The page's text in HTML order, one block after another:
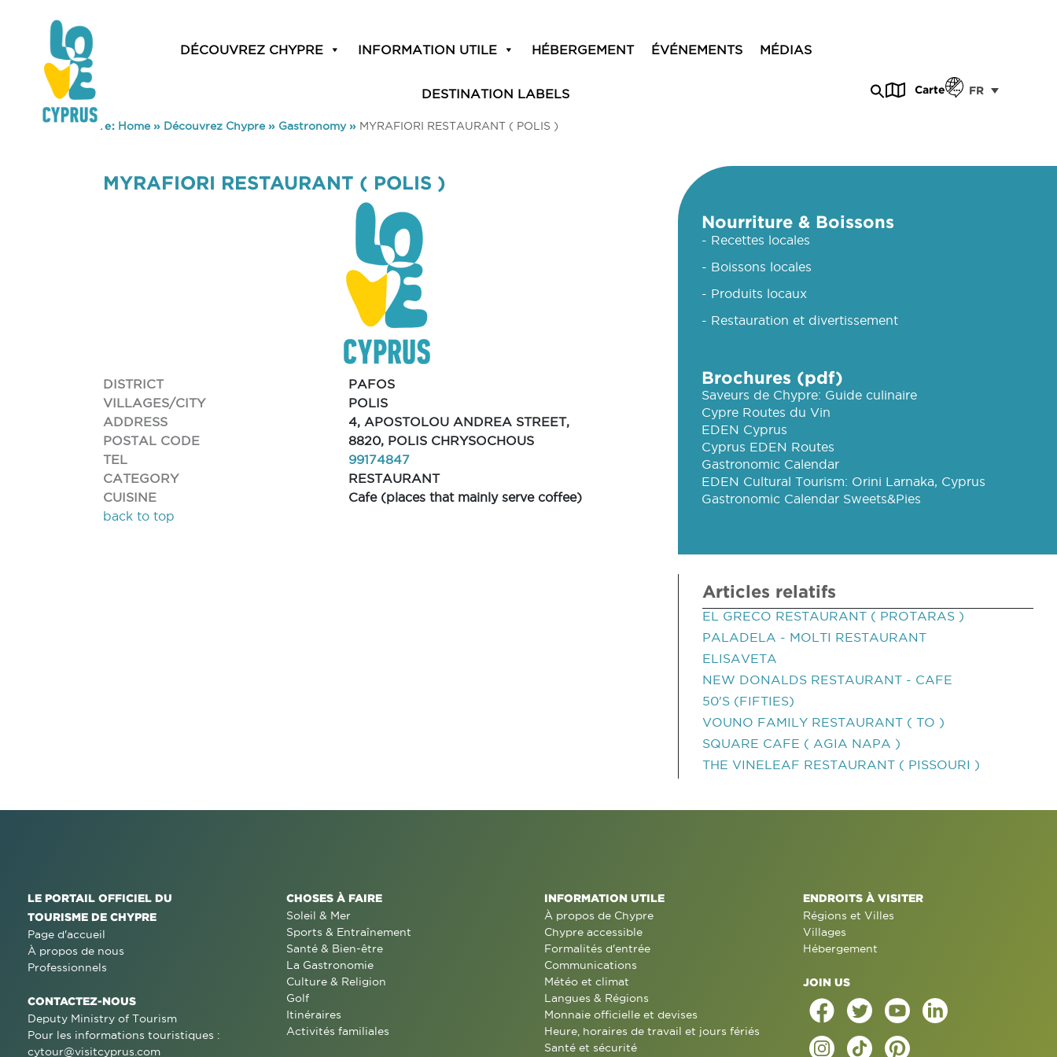
DÉCOUVREZ CHYPRE INFORMATION UTILE HÉBERGEMENT ÉVÉNEMENTS MÉDIAS
DESTINATION LABELS Carte FR
You are here: Home» Découvrez Chypre» Gastronomy» MYRAFIORI RESTAURANT ( POLIS )
MYRAFIORI RESTAURANT ( POLIS )
DISTRICT
PAFOS
VILLAGES/CITY
POLIS
ADDRESS
4, APOSTOLOU ANDREA STREET,
POSTAL CODE
8820, POLIS CHRYSOCHOUS
TEL
99174847
CATEGORY
RESTAURANT
CUISINE
Cafe (places that mainly serve coffee)
back to top
Nourriture & Boissons
- Recettes locales
- Boissons locales
- Produits locaux
- Restauration et divertissement
Brochures (pdf)
Saveurs de Chypre: Guide culinaire
Cypre Routes du Vin
EDEN Cyprus
Cyprus EDEN Routes
Gastronomic Calendar
EDEN Cultural Tourism: Orini Larnaka, Cyprus
Gastronomic Calendar Sweets&Pies
Articles relatifs
EL GRECO RESTAURANT ( PROTARAS )
PALADELA - MOLTI RESTAURANT
ELISAVETA
NEW DONALDS RESTAURANT - CAFE
50'S (FIFTIES)
VOUNO FAMILY RESTAURANT ( TO )
SQUARE CAFE ( AGIA NAPA )
THE VINELEAF RESTAURANT ( PISSOURI )
LE PORTAIL OFFICIEL DU
TOURISME DE CHYPRE
Page d'accueil
À propos de nous
Professionnels
CONTACTEZ-NOUS
Deputy Ministry of Tourism
Pour les informations touristiques :
cytour@visitcyprus.com
CHOSES À FAIRE
Soleil & Mer
Sports & Entraînement
Santé & Bien-être
La Gastronomie
Culture & Religion
Golf
Itinéraires
Activités familiales
INFORMATION UTILE
À propos de Chypre
Chypre accessible
Formalités d'entrée
Communications
Météo et climat
Langues & Régions
Monnaie officielle et devises
Heure, horaires de travail et jours fériés
Santé et sécurité
ENDROITS À VISITER
Régions et Villes
Villages
Hébergement
JOIN US